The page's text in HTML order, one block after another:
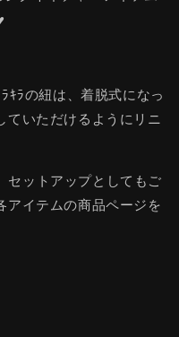
ｷﾗの紐は、着脱式になっ
ていただけるようにリニ
ットアップとしてもご
アイテムの商品ページを